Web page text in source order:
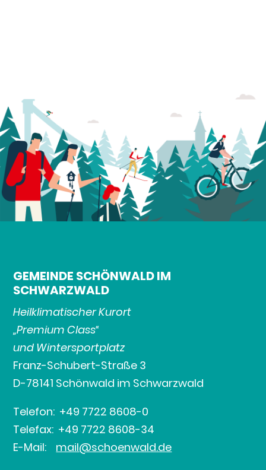
GEMEINDE SCHÖNWALD IM
SCHWARZWALD
Heilklimatischer Kurort
„Premium Class“
und Wintersportplatz
Franz-Schubert-Straße 3
D-78141 Schönwald im Schwarzwald
Telefon: +49 7722 8608-0
Telefax: +49 7722 8608-34
E-Mail: mail@schoenwald.de